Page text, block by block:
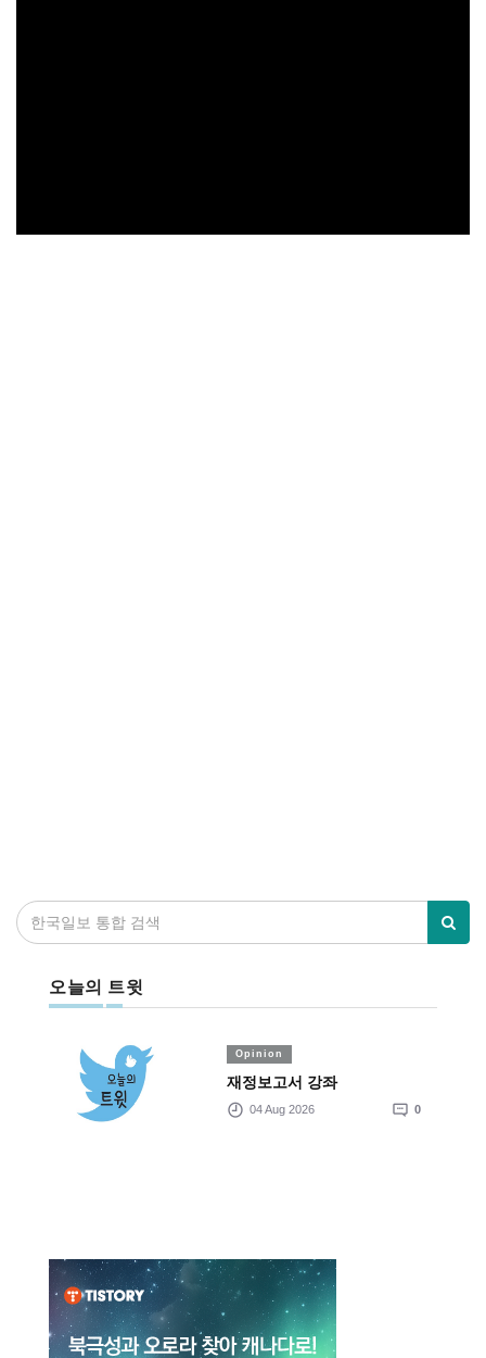
오늘의 트윗
Opinion
재정보고서 강좌
04 Aug 2026 0